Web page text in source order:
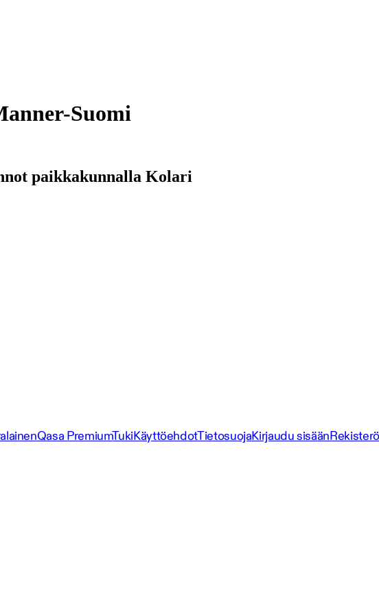
Suomi
paikkakunnalla Kolari
Qasa PremiumTukiKäyttöehdotTietosuojaKirjaudu sisään